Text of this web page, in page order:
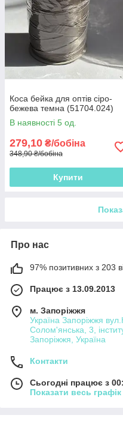
Коса бейка для оптів сіро-
бежева темна (51704.024)
В наявності 5 од.
279,10 ₴/бобіна
348,90 ₴/бобіна
Купити
Про нас
97% позитивних з 203
Працює з 13.09.2013
м. Запоріжжя
Україна Запоріжжя
Солом'янська, 3,
Запоріжжя, Україна
Контакти
Сьогодні працює з
Показати весь